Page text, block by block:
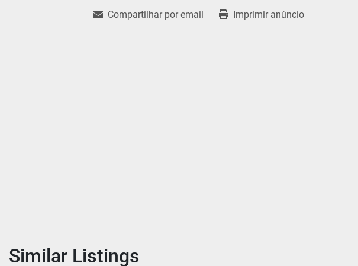
Compartilhar por email Imprimir anúncio
Similar Listings